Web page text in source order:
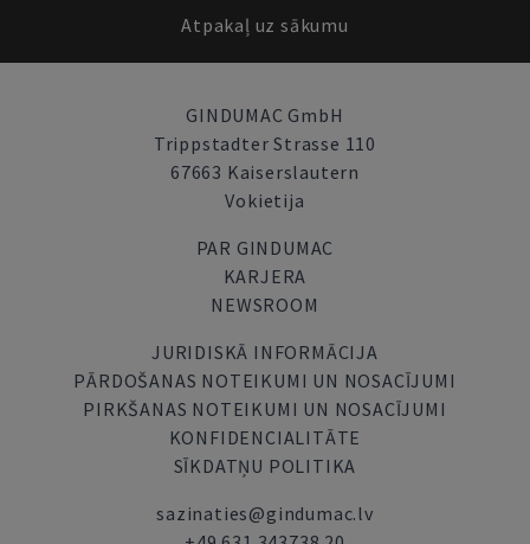
Atpakaļ uz sākumu
GINDUMAC GmbH
Trippstadter Strasse 110
67663 Kaiserslautern
Vokietija
PAR GINDUMAC
KARJERA
NEWSROOM
JURIDISKĀ INFORMĀCIJA
PĀRDOŠANAS NOTEIKUMI UN NOSACĪJUMI
PIRKŠANAS NOTEIKUMI UN NOSACĪJUMI
KONFIDENCIALITĀTE
SĪKDATŅU POLITIKA
sazinaties@gindumac.lv